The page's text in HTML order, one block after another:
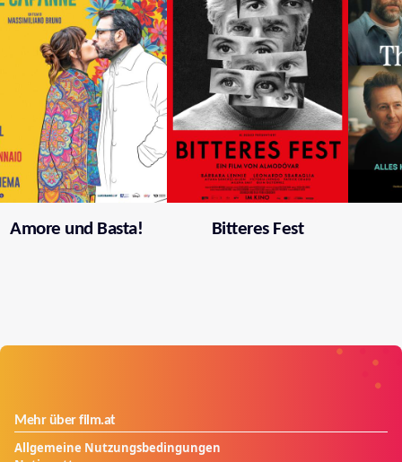
Amore und Basta! Bitteres Fest
Mehr über film.at
Allgemeine Nutzungsbedingungen